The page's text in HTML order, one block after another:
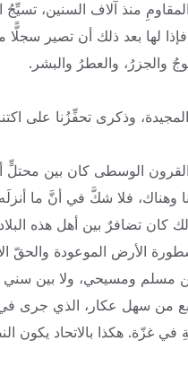
منذ آلاف السنين، تسيِّجُ
فإذا لها بعد ذلك أن تصير
والجزرُ، والعطرُ والبشر.
وذكرى تحفِّزُنا على
الوسطى كان بين محتلٍّ
وهناك، فلا شكَّ في أنَّ ما
كان تضافرٌ بين أهل هذه
الأرض الموعودة
مسلم ومسيحي، ولا بين سني
من سهل عكار، الذي
غزّة. هكذا بالاتحاد يكون